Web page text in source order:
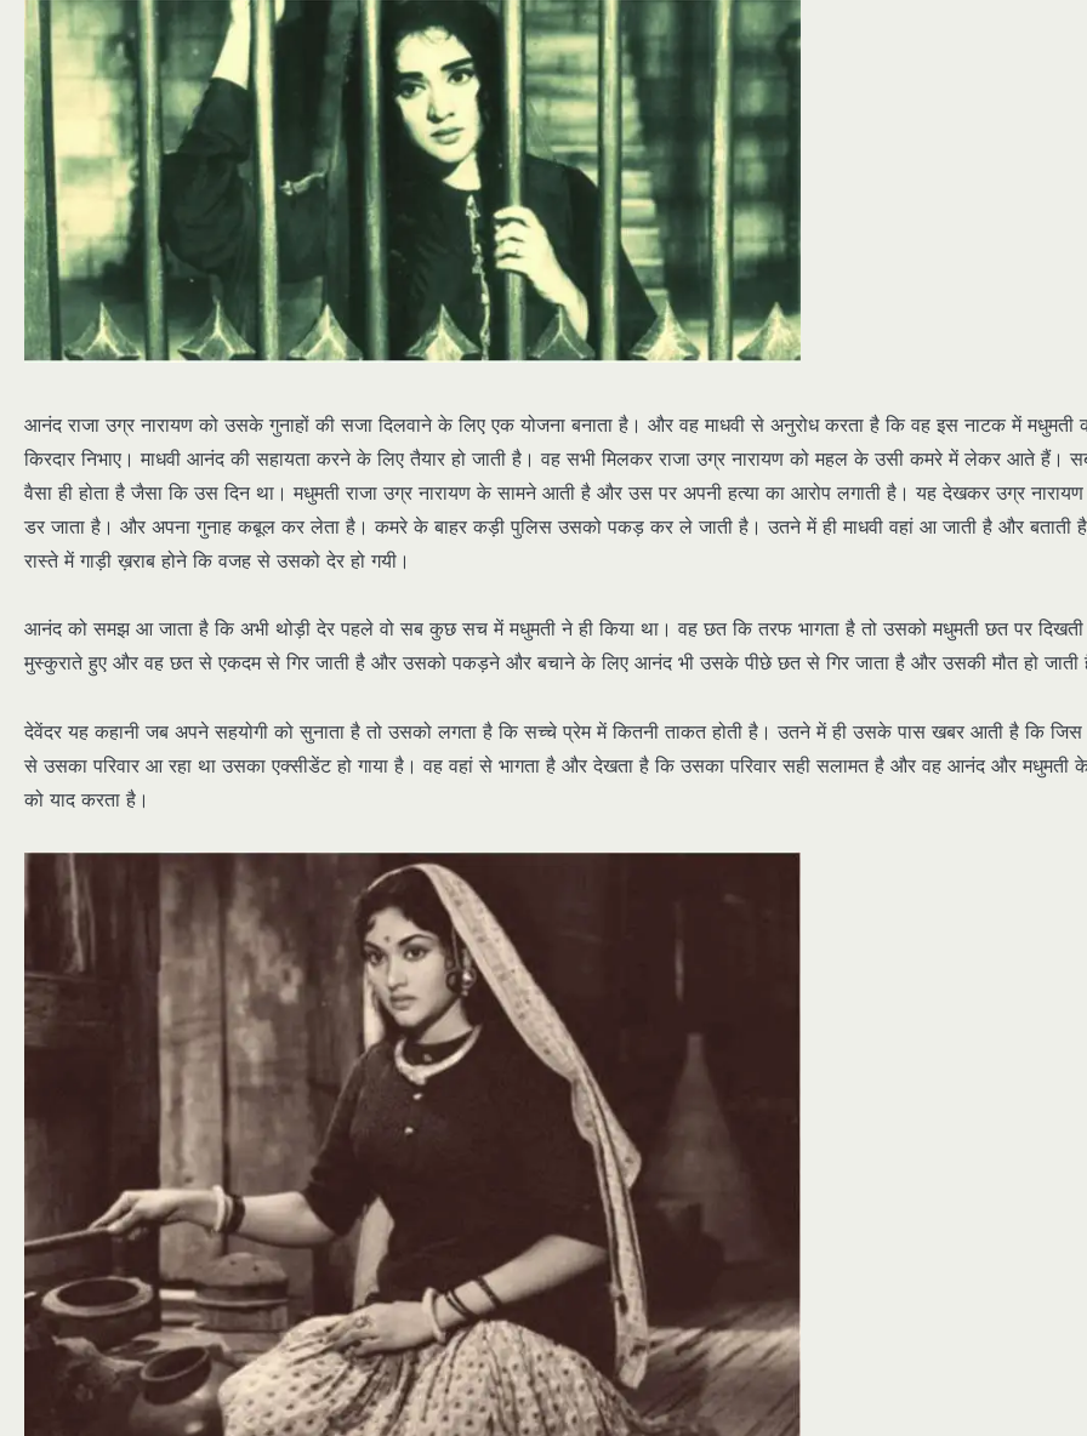
आनंद राजा उग्र नारायण को उसके गुनाहों की सजा दिलवाने के लिए एक योजना बनाता है। और वह माधवी से अनुरोध करता है कि वह इस नाटक में मधुमती
किरदार निभाए। माधवी आनंद की सहायता करने के लिए तैयार हो जाती है। वह सभी मिलकर राजा उग्र नारायण को महल के उसी कमरे में लेकर आते हैं।
वैसा ही होता है जैसा कि उस दिन था। मधुमती राजा उग्र नारायण के सामने आती है और उस पर अपनी हत्या का आरोप लगाती है। यह देखकर उग्र
डर जाता है। और अपना गुनाह कबूल कर लेता है। कमरे के बाहर कड़ी पुलिस उसको पकड़ कर ले जाती है। उतने में ही माधवी वहां आ जाती है और बताती
रास्ते में गाड़ी ख़राब होने कि वजह से उसको देर हो गयी।
आनंद को समझ आ जाता है कि अभी थोड़ी देर पहले वो सब कुछ सच में मधुमती ने ही किया था। वह छत कि तरफ भागता है तो उसको मधुमती छत पर
मुस्कुराते हुए और वह छत से एकदम से गिर जाती है और उसको पकड़ने और बचाने के लिए आनंद भी उसके पीछे छत से गिर जाता है और उसकी मौत हो जाती
देवेंदर यह कहानी जब अपने सहयोगी को सुनाता है तो उसको लगता है कि सच्चे प्रेम में कितनी ताकत होती है। उतने में ही उसके पास खबर आती है कि
से उसका परिवार आ रहा था उसका एक्सीडेंट हो गाया है। वह वहां से भागता है और देखता है कि उसका परिवार सही सलामत है और वह आनंद और मधुमती
को याद करता है।